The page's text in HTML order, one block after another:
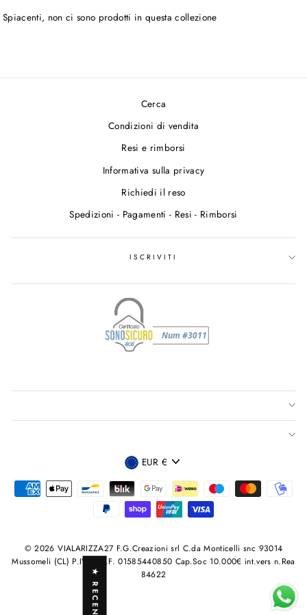
Spiacenti, non ci sono prodotti in questa collezione
Cerca
Condizioni di vendita
Resi e rimborsi
Informativa sulla privacy
Richiedi il reso
Spedizioni - Pagamenti - Resi - Rimborsi
ISCRIVITI
VALUTA
EUR €
© 2026 VIALARIZZA27 F.G.Creazioni srl C.da Monticelli snc 93014
Mussomeli (CL) P.IVA /C.F. 01585440850 Cap.Soc 10.000€ int.vers n.Rea
84622